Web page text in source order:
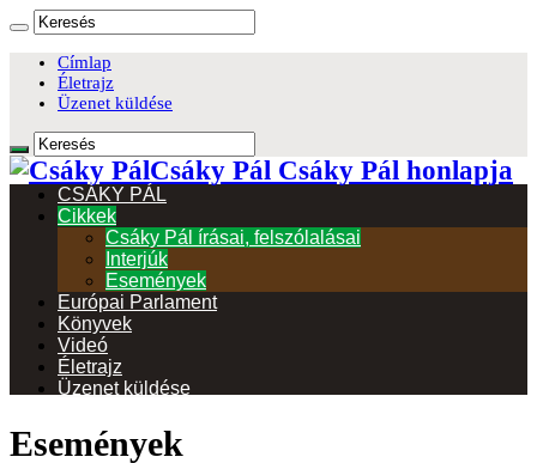
Címlap
Életrajz
Üzenet küldése
Csáky Pál Csáky Pál honlapja
CSÁKY PÁL
Cikkek
Csáky Pál írásai, felszólalásai
Interjúk
Események
Európai Parlament
Könyvek
Videó
Életrajz
Üzenet küldése
Események